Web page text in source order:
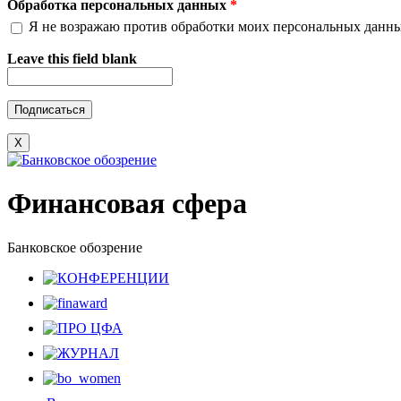
Обработка персональных данных *
Я не возражаю против обработки моих персональных
Leave this field blank
X
Финансовая сфера
Банковское обозрение